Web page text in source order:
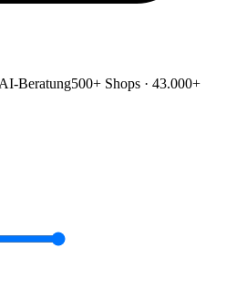
Beratung500+ Shops · 43.000+